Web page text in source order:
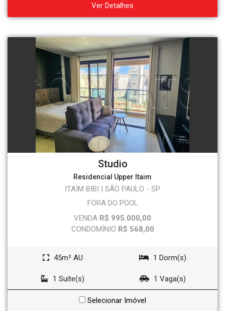
Ver Detalhes
Studio
Residencial Upper Itaim
ITAIM BIBI | SÃO PAULO - SP
FORA DO POOL
VENDA R$ 995.000,00
CONDOMÍNIO R$ 568,00
45m² AU 1 Dorm(s)
1 Suíte(s) 1 Vaga(s)
Selecionar Imóvel